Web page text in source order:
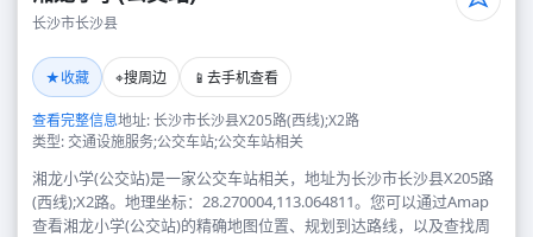
长沙市长沙县
★收藏 ⌖搜周边 📱 去手机查看
查看完整信息地址: 长沙市长沙县X205路(西线);X2路
类型: 交通设施服务;公交车站;公交车站相关
湘龙小学(公交站)是一家公交车站相关，地址为长沙市长沙县X205路
(西线);X2路。地理坐标：28.270004,113.064811。您可以通过Amap
查看湘龙小学(公交站)的精确地图位置、规划到达路线，以及查找周